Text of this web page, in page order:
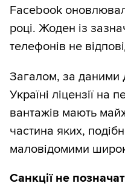
Facebook
році. Жоден із
телефонів не
Загалом, за даними
Україні ліцензії на
вантажів мають
частина яких,
маловідомими
Санкції не